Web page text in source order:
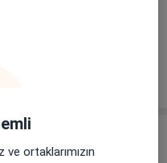
ortaklarımızın